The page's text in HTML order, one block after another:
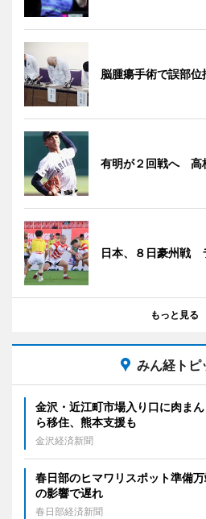
脳腫瘍手術で誤部位
有明が２回戦へ 高
日本、８日豪州戦
もっと見る
みん経トピ
金沢・近江町市場入り口に肉ま
ら移住、熊本支援も
金沢経済新聞
春日部のヒマワリスポット準備
の影響で遅れ
春日部経済新聞